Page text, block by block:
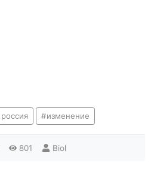
россия изменение
801 Biol